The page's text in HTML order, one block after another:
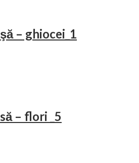
– ghiocei_1
– flori _5